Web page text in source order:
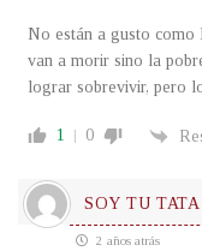
No están a gusto
van a morir sino la
lograr sobrevivir, pero
1 0
SOY TU
2 años atrás